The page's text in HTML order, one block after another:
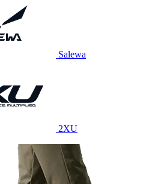
Salewa
2XU